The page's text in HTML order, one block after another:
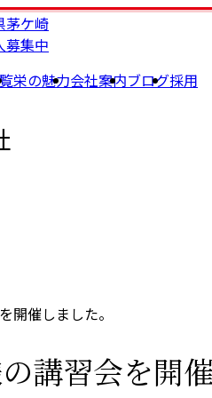
栄の魅力会社案内ブログ採用
開催しました。
講習会を開